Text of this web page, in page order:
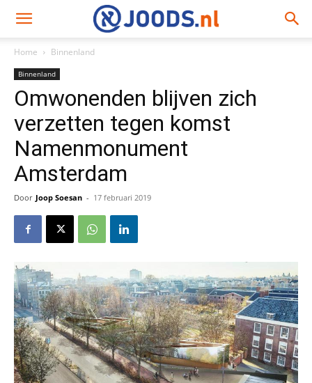
Home Binnenland
Binnenland
Omwonenden blijven zich
verzetten tegen komst
Namenmonument
Amsterdam
Door Joop Soesan - 17 februari 2019